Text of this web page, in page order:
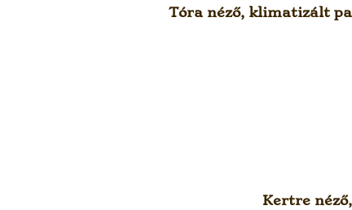
Tóra néző, klimatizált
Kertre